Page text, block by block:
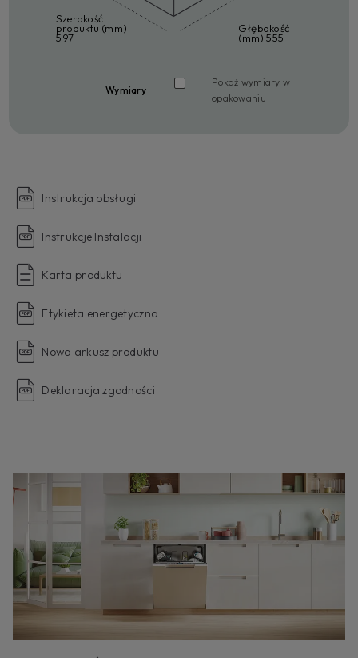
Głębokość
(mm) 555
Szerokość
produktu (mm)
597
Wymiary
Pokaż wymiary w
opakowaniu
Instrukcja obsługi
Instrukcje Instalacji
Karta produktu
Etykieta energetyczna
Nowa arkusz produktu
Deklaracja zgodności